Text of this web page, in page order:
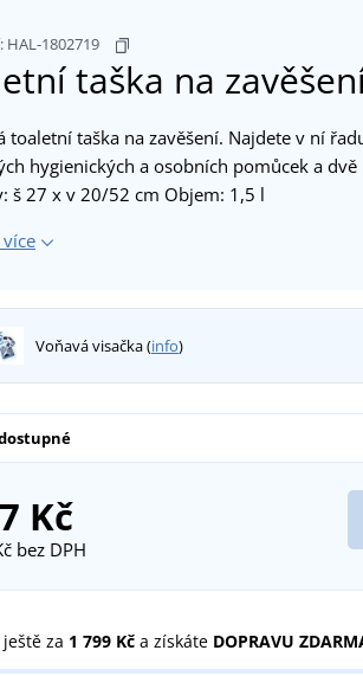
HAL-1802719
taška na
toaletní taška na zavěšení. Najdete v ní
hygienických a osobních pomůcek a
š 27 x v 20/52 cm Objem: 1,5 l
Voňavá visačka (info)
Kč
bez DPH
za 1 799 Kč a získáte DOPRAVU